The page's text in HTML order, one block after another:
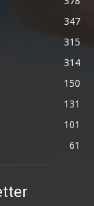
347
315
314
150
131
101
61